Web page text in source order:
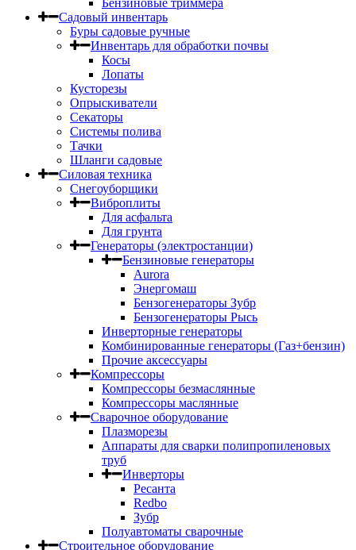
Бензиновые триммера
Садовый инвентарь
Буры садовые ручные
Инвентарь для обработки почвы
Косы
Лопаты
Кусторезы
Опрыскиватели
Секаторы
Системы полива
Тачки
Шланги садовые
Силовая техника
Снегоуборщики
Виброплиты
Для асфальта
Для грунта
Генераторы (электростанции)
Бензиновые генераторы
Aurora
Энергомаш
Бензогенераторы Зубр
Бензогенераторы Рысь
Инверторные генераторы
Комбинированные генераторы (Газ+бензин)
Прочие аксессуары
Компрессоры
Компрессоры безмаслянные
Компрессоры маслянные
Сварочное оборудование
Плазморезы
Аппараты для сварки полипропиленовых
труб
Инверторы
Ресанта
Redbo
Зубр
Полуавтоматы сварочные
Строительное оборудование